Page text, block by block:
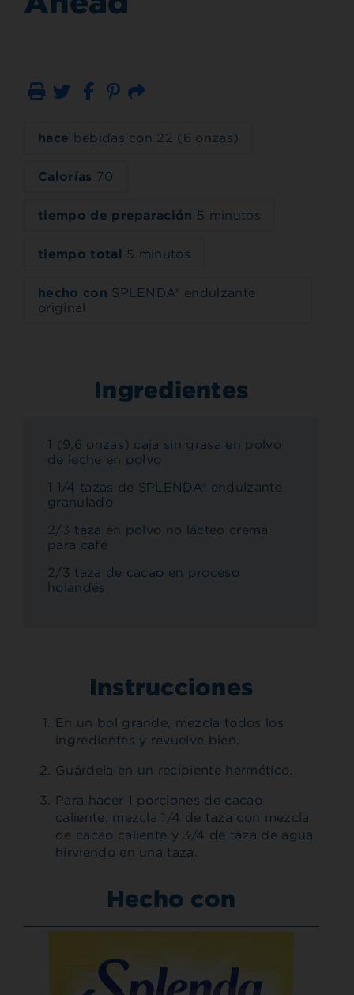
Imprimir Correo electrónico
hace bebidas con 22 (6 onzas)
Calorías 70
tiempo de preparación 5 minutos
tiempo total 5 minutos
hecho con SPLENDA® endulzante
original
Ingredientes
1 (9,6 onzas) caja sin grasa en polvo
de leche en polvo
1 1/4 tazas de SPLENDA® endulzante
granulado
2/3 taza en polvo no lácteo crema
para café
2/3 taza de cacao en proceso
holandés
Instrucciones
En un bol grande, mezcla todos los
ingredientes y revuelve bien.
Guárdela en un recipiente hermético.
Para hacer 1 porciones de cacao
caliente, mezcla 1/4 de taza con mezcla
de cacao caliente y 3/4 de taza de agua
hirviendo en una taza.
Hecho con